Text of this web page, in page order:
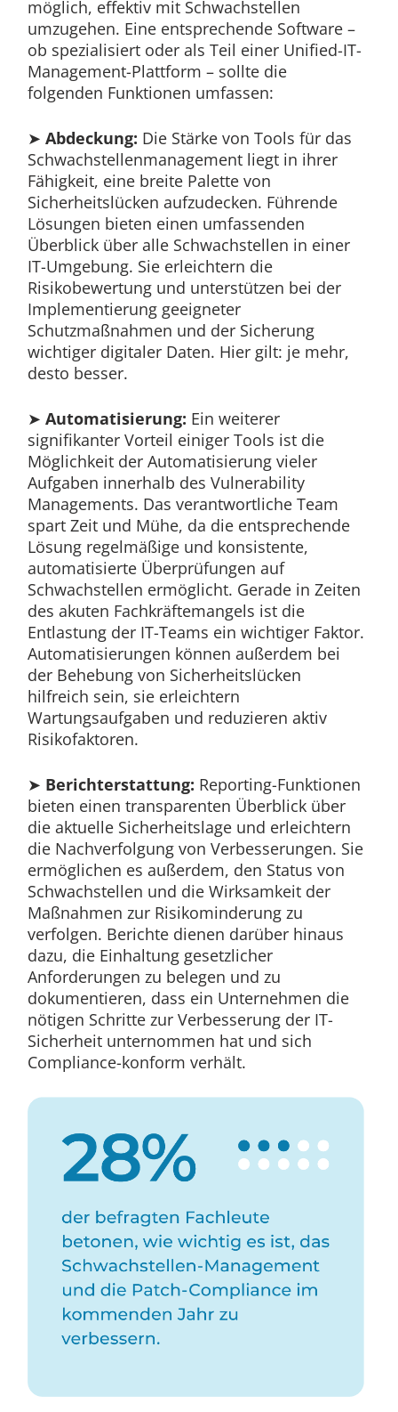
möglich, effektiv mit Schwachstellen
umzugehen. Eine entsprechende Software –
ob spezialisiert oder als Teil einer Unified-IT-
Management-Plattform – sollte die
folgenden Funktionen umfassen:
➤ Abdeckung: Die Stärke von Tools für das
Schwachstellenmanagement liegt in ihrer
Fähigkeit, eine breite Palette von
Sicherheitslücken aufzudecken. Führende
Lösungen bieten einen umfassenden
Überblick über alle Schwachstellen in einer
IT-Umgebung. Sie erleichtern die
Risikobewertung und unterstützen bei der
Implementierung geeigneter
Schutzmaßnahmen und der Sicherung
wichtiger digitaler Daten. Hier gilt: je mehr,
desto besser.
➤ Automatisierung: Ein weiterer
signifikanter Vorteil einiger Tools ist die
Möglichkeit der Automatisierung vieler
Aufgaben innerhalb des Vulnerability
Managements. Das verantwortliche Team
spart Zeit und Mühe, da die entsprechende
Lösung regelmäßige und konsistente,
automatisierte Überprüfungen auf
Schwachstellen ermöglicht. Gerade in Zeiten
des akuten Fachkräftemangels ist die
Entlastung der IT-Teams ein wichtiger Faktor.
Automatisierungen können außerdem bei
der Behebung von Sicherheitslücken
hilfreich sein, sie erleichtern
Wartungsaufgaben und reduzieren aktiv
Risikofaktoren.
➤ Berichterstattung: Reporting-Funktionen
bieten einen transparenten Überblick über
die aktuelle Sicherheitslage und erleichtern
die Nachverfolgung von Verbesserungen. Sie
ermöglichen es außerdem, den Status von
Schwachstellen und die Wirksamkeit der
Maßnahmen zur Risikominderung zu
verfolgen. Berichte dienen darüber hinaus
dazu, die Einhaltung gesetzlicher
Anforderungen zu belegen und zu
dokumentieren, dass ein Unternehmen die
nötigen Schritte zur Verbesserung der IT-
Sicherheit unternommen hat und sich
Compliance-konform verhält.